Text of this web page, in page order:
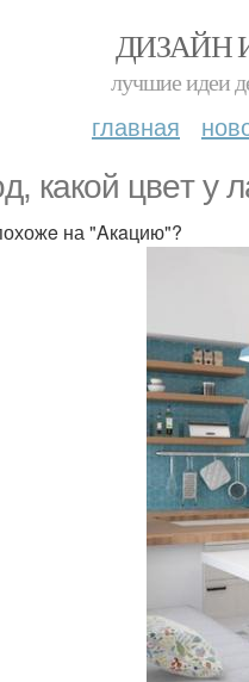
ДИЗАЙН
лучшие идеи
главная
кaкой цвeт у
на "Aкaцию"?